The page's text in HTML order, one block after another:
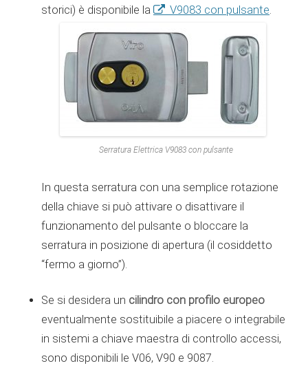
storici) è disponibile la
V9083 con pulsante.
Serratura Elettrica V9083 con pulsante
In questa serratura con una semplice rotazione
della chiave si può attivare o disattivare il
funzionamento del pulsante o bloccare la
serratura in posizione di apertura (il cosiddetto
“fermo a giorno”).
Se si desidera un cilindro con profilo europeo
eventualmente sostituibile a piacere o integrabile
in sistemi a chiave maestra di controllo accessi,
sono disponibili le V06, V90 e 9087.